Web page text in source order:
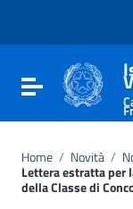
Vai al footer
Attiva /
Home / Novità /
Lettera estratta per
della Classe di